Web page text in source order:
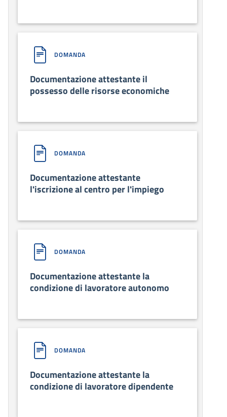
DOMANDA
Documentazione attestante il
possesso delle risorse economiche
DOMANDA
Documentazione attestante
l'iscrizione al centro per l'impiego
DOMANDA
Documentazione attestante la
condizione di lavoratore autonomo
DOMANDA
Documentazione attestante la
condizione di lavoratore dipendente